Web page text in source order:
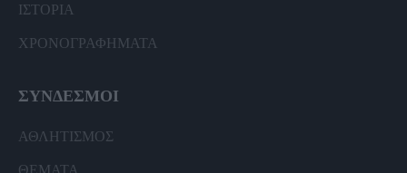
ΙΣΤΟΡΙΑ
ΧΡΟΝΟΓΡΑΦΗΜΑΤΑ
ΣΥΝΔΕΣΜΟΙ
ΑΘΛΗΤΙΣΜΟΣ
ΘΕΜΑΤΑ